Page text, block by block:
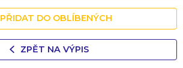
PŘIDAT DO OBLÍBENÝCH
ZPĚT NA VÝPIS